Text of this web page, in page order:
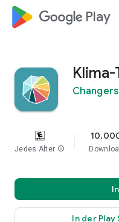
google_logo Play
Klima-
Jedes Alter info
In der